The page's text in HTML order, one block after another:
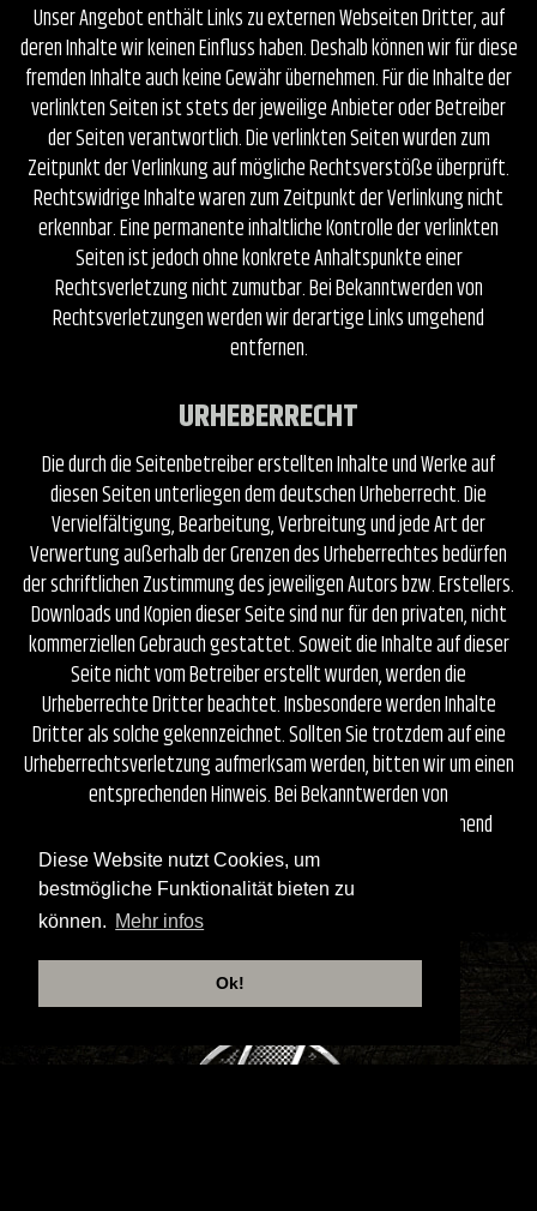
Diese Website nutzt Cookies, um
bestmögliche Funktionalität bieten zu
können. Mehr infos
Ok!
Unser Angebot enthält Links zu externen Webseiten Dritter, auf
deren Inhalte wir keinen Einfluss haben. Deshalb können wir für diese
fremden Inhalte auch keine Gewähr übernehmen. Für die Inhalte der
verlinkten Seiten ist stets der jeweilige Anbieter oder Betreiber
der Seiten verantwortlich. Die verlinkten Seiten wurden zum
Zeitpunkt der Verlinkung auf mögliche Rechtsverstöße überprüft.
Rechtswidrige Inhalte waren zum Zeitpunkt der Verlinkung nicht
erkennbar. Eine permanente inhaltliche Kontrolle der verlinkten
Seiten ist jedoch ohne konkrete Anhaltspunkte einer
Rechtsverletzung nicht zumutbar. Bei Bekanntwerden von
Rechtsverletzungen werden wir derartige Links umgehend
entfernen.
URHEBERRECHT
Die durch die Seitenbetreiber erstellten Inhalte und Werke auf
diesen Seiten unterliegen dem deutschen Urheberrecht. Die
Vervielfältigung, Bearbeitung, Verbreitung und jede Art der
Verwertung außerhalb der Grenzen des Urheberrechtes bedürfen
der schriftlichen Zustimmung des jeweiligen Autors bzw. Erstellers.
Downloads und Kopien dieser Seite sind nur für den privaten, nicht
kommerziellen Gebrauch gestattet. Soweit die Inhalte auf dieser
Seite nicht vom Betreiber erstellt wurden, werden die
Urheberrechte Dritter beachtet. Insbesondere werden Inhalte
Dritter als solche gekennzeichnet. Sollten Sie trotzdem auf eine
Urheberrechtsverletzung aufmerksam werden, bitten wir um einen
entsprechenden Hinweis. Bei Bekanntwerden von
Rechtsverletzungen werden wir derartige Inhalte umgehend
entfernen.